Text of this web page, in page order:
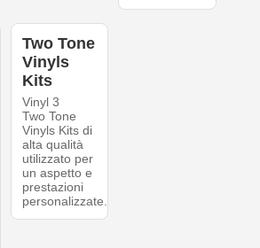
Two Tone
Vinyls
Kits
Vinyl 3
Two Tone
Vinyls Kits di
alta qualità
utilizzato per
un aspetto e
prestazioni
personalizzate.